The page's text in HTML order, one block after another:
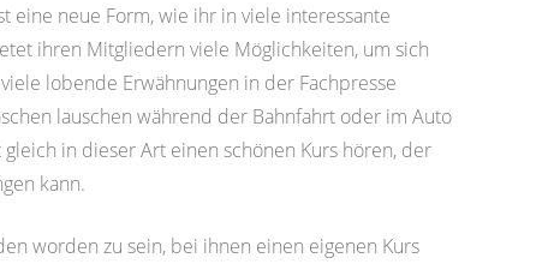
eine neue Form, wie ihr in viele interessante
ihren Mitgliedern viele Möglichkeiten, um sich
lobende Erwähnungen in der Fachpresse
lauschen während der Bahnfahrt oder im Auto
in dieser Art einen schönen Kurs hören, der
kann.
worden zu sein, bei ihnen einen eigenen Kurs